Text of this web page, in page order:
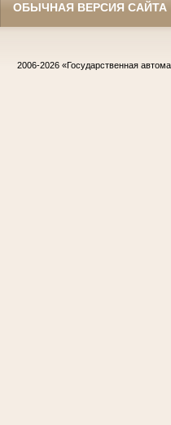
ОБЫЧНАЯ ВЕРСИЯ САЙТА
2006-2026 «Государственная